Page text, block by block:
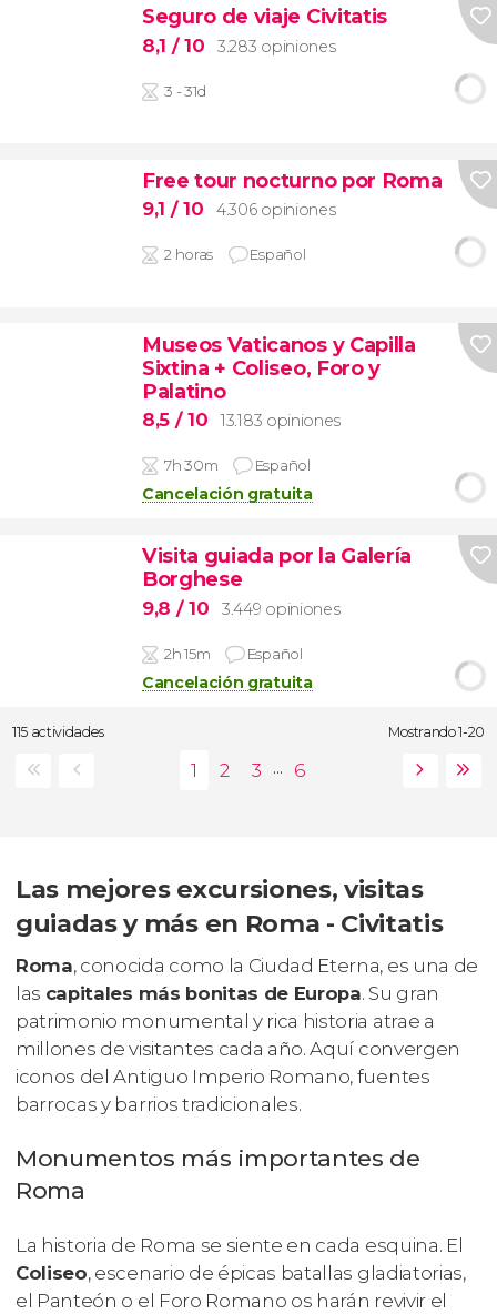
Seguro de viaje Civitatis
8,1 / 10 3.283 opiniones
3 - 31d
Free tour nocturno por Roma
9,1 / 10 4.306 opiniones
2 horas Español
Museos Vaticanos y Capilla
Sixtina + Coliseo, Foro y
Palatino
8,5 / 10 13.183 opiniones
7h 30m Español
Cancelación gratuita
Visita guiada por la Galería
Borghese
9,8 / 10 3.449 opiniones
2h 15m Español
Cancelación gratuita
115 actividades Mostrando 1-20
...
Las mejores excursiones, visitas
guiadas y más en Roma - Civitatis
Roma, conocida como la Ciudad Eterna, es una de
las capitales más bonitas de Europa. Su gran
patrimonio monumental y rica historia atrae a
millones de visitantes cada año. Aquí convergen
iconos del Antiguo Imperio Romano, fuentes
barrocas y barrios tradicionales.
Monumentos más importantes de
Roma
La historia de Roma se siente en cada esquina. El
Coliseo, escenario de épicas batallas gladiatorias,
el Panteón o el Foro Romano os harán revivir el